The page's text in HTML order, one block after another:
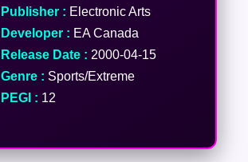
Publisher : Electronic Arts
Developer : EA Canada
Release Date : 2000-04-15
Genre : Sports/Extreme
PEGI : 12